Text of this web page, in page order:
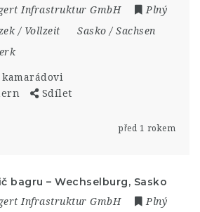
Infrastruktur GmbH
Plný
/ Vollzeit
Sasko / Sachsen
Sdílet
před 1 rokem
bagru – Wechselburg, Sasko
Infrastruktur GmbH
Plný